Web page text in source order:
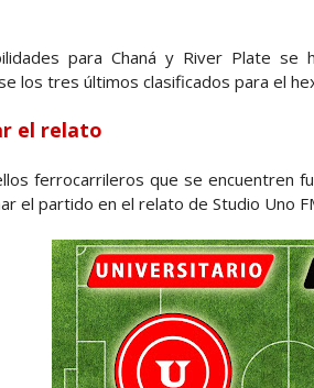
para Chaná y River Plate
los tres últimos clasificados para el
el relato
ferrocarrileros que se encuentren
el partido en el relato de Studio Uno